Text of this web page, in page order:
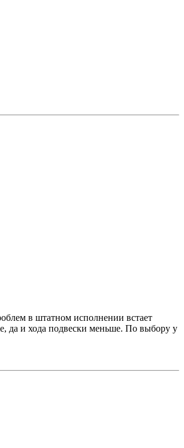
в штатном исполнении встает
да и хода подвески меньше. По выбору у